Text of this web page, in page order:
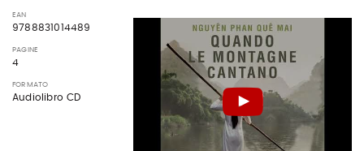
EAN
9788831014489
PAGINE
4
FORMATO
Audiolibro CD